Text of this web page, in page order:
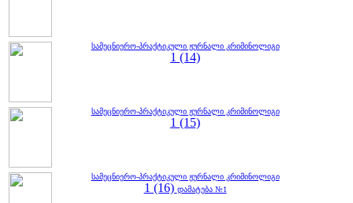
სამეცნიერო-პრაქტიკული ჟურნალი კრიმინოლიგი
1 (14)
სამეცნიერო-პრაქტიკული ჟურნალი კრიმინოლიგი
1 (15)
სამეცნიერო-პრაქტიკული ჟურნალი კრიმინოლიგი
1 (16) დამატება №1